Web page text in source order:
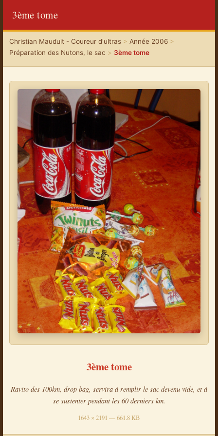
3ème tome
Christian Mauduit - Coureur d'ultras> Année 2006>
Préparation des Nutons, le sac > 3ème tome
3ème tome
Ravito des 100km, drop bag, servira à remplir le sac devenu vide, et à
se sustenter pendant les 60 derniers km.
1643 × 2191 — 661.8 KB